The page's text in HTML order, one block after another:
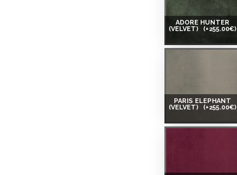
ADORE HUNTER
(VELVET)
(+255.00€)
PARIS ELEPHANT
(VELVET)
(+255.00€)